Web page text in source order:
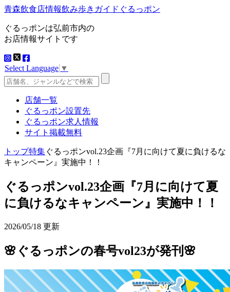
青森飲食店情報飲み歩きガイドぐるっポン
ぐるっポンは弘前市内の
お店情報サイトです
Select Language ▼
店舗一覧
ぐるっポン設置先
ぐるっポン求人情報
サイト掲載無料
トップ特集ぐるっポンvol.23企画『7月に向けて夏に負けるな
キャンペーン』実施中！！
ぐるっポンvol.23企画『7月に向けて夏
に負けるなキャンペーン』実施中！！
2026/05/18 更新
🌸 ぐるっポンの春号vol23が発刊🌸